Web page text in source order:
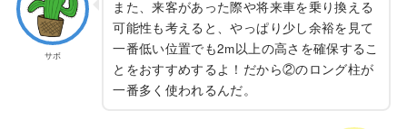
サボ
また、来客があった際や将来車を乗り換える
可能性も考えると、やっぱり少し余裕を見て
一番低い位置でも2m以上の高さを確保するこ
とをおすすめするよ！だから②のロング柱が
一番多く使われるんだ。